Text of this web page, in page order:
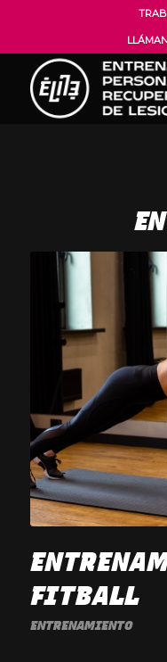
FITBALL
ENTRENAMIENTO